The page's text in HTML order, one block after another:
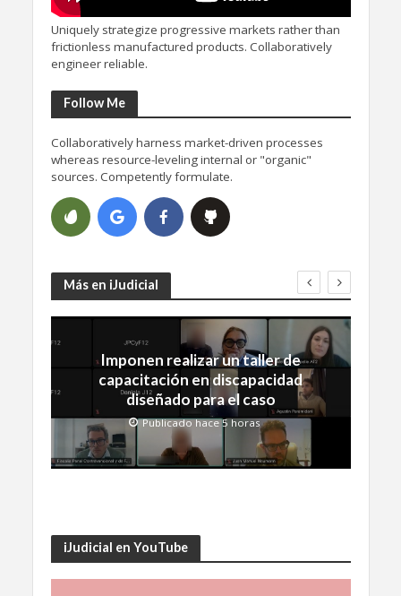
Uniquely strategize progressive markets rather than
frictionless manufactured products. Collaboratively
engineer reliable.
Follow Me
Collaboratively harness market-driven processes
whereas resource-leveling internal or "organic"
sources. Competently formulate.
Más en iJudicial
Imponen realizar un taller de
capacitación en discapacidad
diseñado para el caso
Publicado hace 5 horas
iJudicial en YouTube